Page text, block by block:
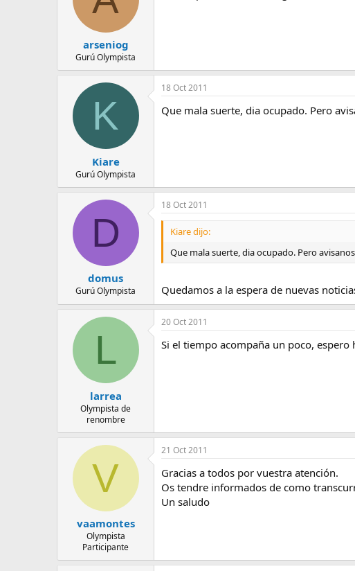
arseniog
Gurú Olympista
K
Kiare
Gurú Olympista
18 Oct 2011
Que mala suerte, dia ocupado. Pero
D
domus
Gurú Olympista
18 Oct 2011
Kiare dijo:
Que mala suerte, dia ocupado. Pero
Quedamos a la espera de nuevas
L
larrea
Olympista de
renombre
20 Oct 2011
Si el tiempo acompaña un poco, espero
V
vaamontes
Olympista
Participante
21 Oct 2011
Gracias a todos por vuestra atención.
Os tendre informados de como
Un saludo